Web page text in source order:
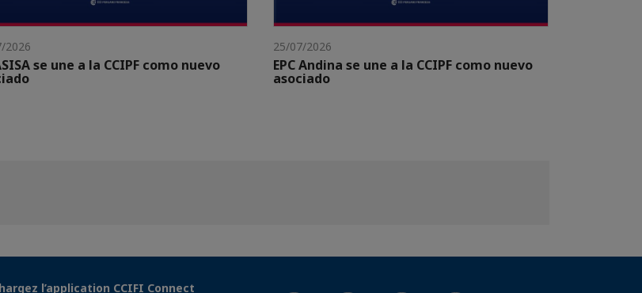
2026
se une a la CCIPF como nuevo
25/07/2026
EPC Andina se une a la CCIPF como nuevo
asociado
l’application CCIFI Connect